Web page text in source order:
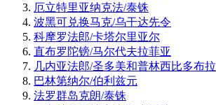
厄立特里亚纳克法/泰铢
波黑可兑换马克/乌干达先令
科摩罗法郎/卡塔尔里亚尔
直布罗陀镑/马尔代夫拉菲亚
几内亚法郎/圣多美和普林西比多布拉
巴林第纳尔/伯利兹元
法罗群岛克朗/泰铢